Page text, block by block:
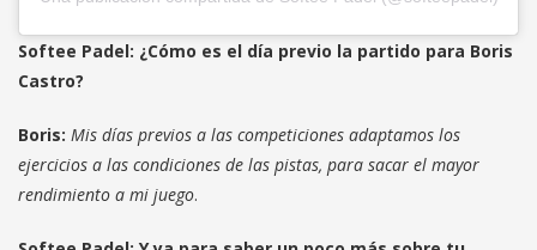
Softee Padel: ¿Cómo es el día previo la partido para Boris
Castro?
Boris: Mis días previos a las competiciones adaptamos los
ejercicios a las condiciones de las pistas, para sacar el mayor
rendimiento a mi juego.